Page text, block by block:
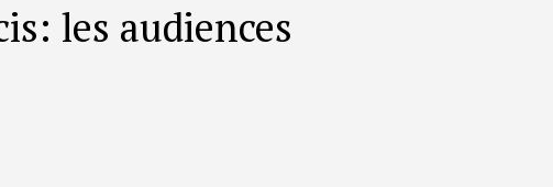
les audiences